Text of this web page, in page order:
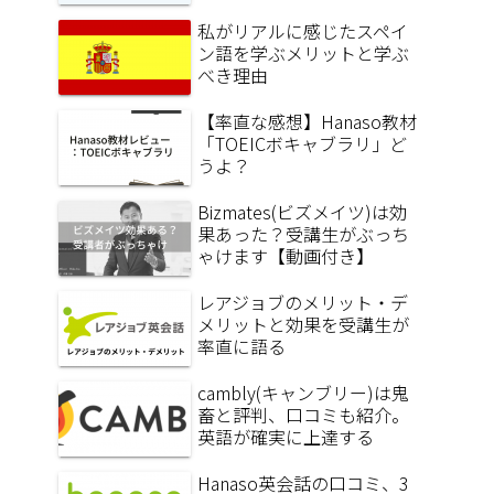
私がリアルに感じたスペイ
ン語を学ぶメリットと学ぶ
べき理由
【率直な感想】Hanaso教材
「TOEICボキャブラリ」ど
うよ？
Bizmates(ビズメイツ)は効
果あった？受講生がぶっち
ゃけます【動画付き】
レアジョブのメリット・デ
メリットと効果を受講生が
率直に語る
cambly(キャンブリー)は鬼
畜と評判、口コミも紹介。
英語が確実に上達する
Hanaso英会話の口コミ、3